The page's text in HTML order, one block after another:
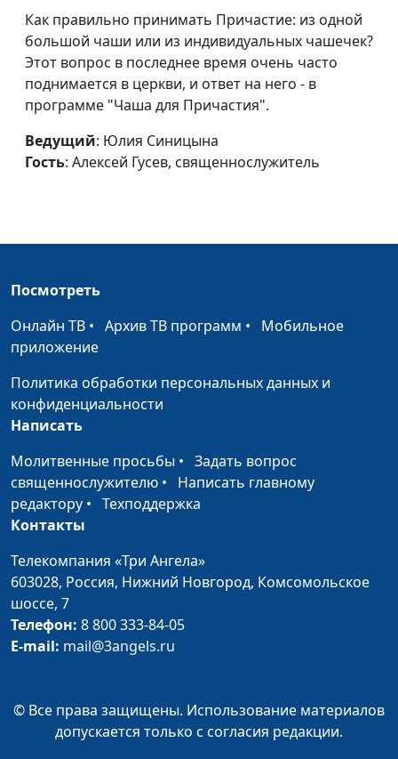
Благословения омовения
ног во время Вечери
Господней
священнослужитель
Кому не следует
участвовать в Святом
Причастии?
Юлия Синицына,
Алексей Гусев,
Для кого предназначено
Юлия Синицына,
Зачем нужно Причастие?
Юлия Синицына,
Новозаветная Пасха
Юлия Синицына,
Воздавайте добром за зло
Поиск Бога
Юлия Синицына,
Не воздавайте злом за зло
Алексей Гусев,
Второе пришествие Христа
Лепта бедной вдовы
Юлия Синицына,
Алексей Гусев,
Как правильно принимать Причастие: из одной
большой чаши или из индивидуальных чашечек?
Этот вопрос в последнее время очень часто
поднимается в церкви, и ответ на него - в
программе "Чаша для Причастия".
Ведущий: Юлия Синицына
Гость: Алексей Гусев, священнослужитель
Посмотреть
Онлайн ТВ • Архив ТВ программ • Мобильное
приложение
Политика обработки персональных данных и
конфиденциальности
Написать
Молитвенные просьбы • Задать вопрос
священнослужителю • Написать главному
редактору • Техподдержка
Контакты
Телекомпания «Три Ангела»
603028, Россия, Нижний Новгород, Комсомольское
шоссе, 7
Телефон: 8 800 333-84-05
E-mail: mail@3angels.ru
© Все права защищены. Использование материалов
допускается только с согласия редакции.